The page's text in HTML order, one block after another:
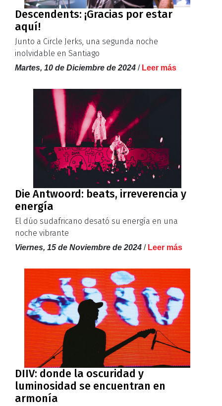
Descendents: ¡Gracias por estar
aquí!
Junto a Circle Jerks, una segunda noche
inolvidable en Santiago
Martes, 10 de Diciembre de 2024 / Leer más
Die Antwoord: beats, irreverencia y
energía
El dúo sudafricano desató su energía en una
noche vibrante
Viernes, 15 de Noviembre de 2024 / Leer más
DIIV: donde la oscuridad y
luminosidad se encuentran en
armonía